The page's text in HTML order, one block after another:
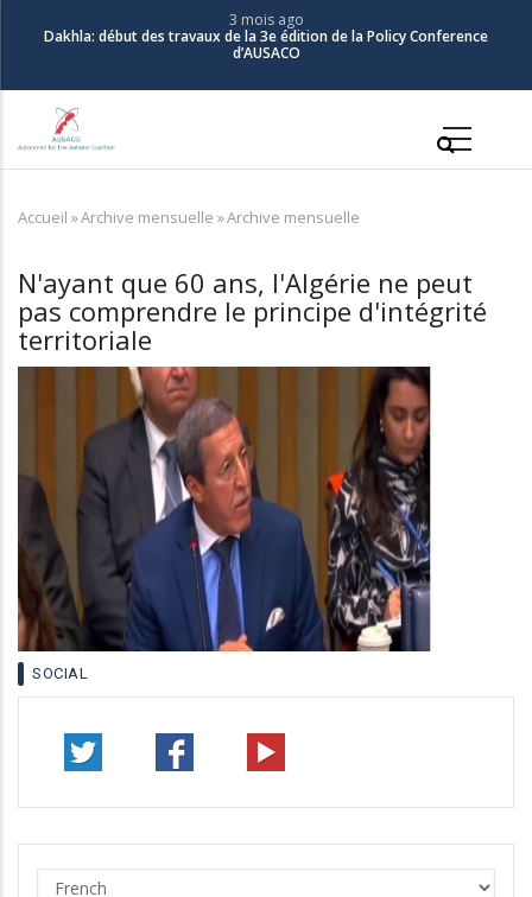
principal
3 mois ago
Dakhla: début des travaux de la 3e édition de la Policy Conference
d’AUSACO
Fil
Accueil »Archive mensuelle »Archive mensuelle
N'ayant que 60 ans, l'Algérie ne peut
pas comprendre le principe d'intégrité
territoriale
SOCIAL
Select